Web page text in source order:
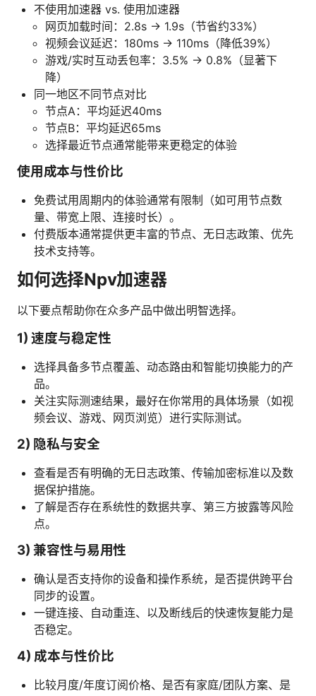
不使用加速器 vs. 使用加速器
网页加载时间：2.8s → 1.9s（节省约33%）
视频会议延迟：180ms → 110ms（降低39%）
游戏/实时互动丢包率：3.5% → 0.8%（显著下
降）
同一地区不同节点对比
节点A：平均延迟40ms
节点B：平均延迟65ms
选择最近节点通常能带来更稳定的体验
使用成本与性价比
免费试用周期内的体验通常有限制（如可用节点数
量、带宽上限、连接时长）。
付费版本通常提供更丰富的节点、无日志政策、优先
技术支持等。
如何选择Npv加速器
以下要点帮助你在众多产品中做出明智选择。
1) 速度与稳定性
选择具备多节点覆盖、动态路由和智能切换能力的产
品。
关注实际测速结果，最好在你常用的具体场景（如视
频会议、游戏、网页浏览）进行实际测试。
2) 隐私与安全
查看是否有明确的无日志政策、传输加密标准以及数
据保护措施。
了解是否存在系统性的数据共享、第三方披露等风险
点。
3) 兼容性与易用性
确认是否支持你的设备和操作系统，是否提供跨平台
同步的设置。
一键连接、自动重连、以及断线后的快速恢复能力是
否稳定。
4) 成本与性价比
比较月度/年度订阅价格、是否有家庭/团队方案、是